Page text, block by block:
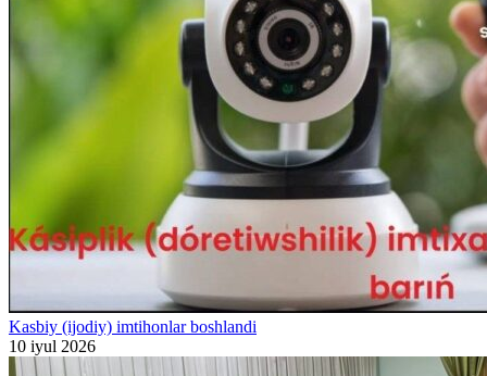
Kasbiy (ijodiy) imtihonlar boshlandi
10 iyul 2026